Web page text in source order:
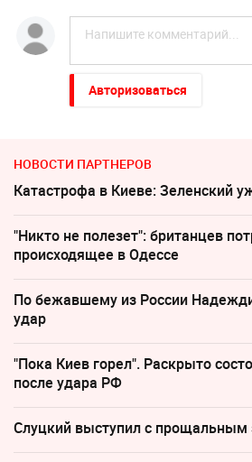
Авторизоваться
НОВОСТИ ПАРТНЕРОВ
Катастрофа в Киеве: Зеленский
"Никто не полезет": британцев
происходящее в Одессе
По бежавшему из России
удар
"Пока Киев горел". Раскрыто
после удара РФ
Слуцкий выступил с прощальным